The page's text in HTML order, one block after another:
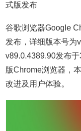
式版发布
谷歌浏览器Google
发布，详细版本号为
v89.0.4389.90发布
版Chrome浏览器，
改进及用户体验。